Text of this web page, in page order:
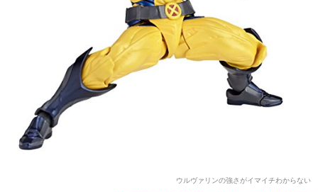
ウルヴァリンの強さがイマイチわからない